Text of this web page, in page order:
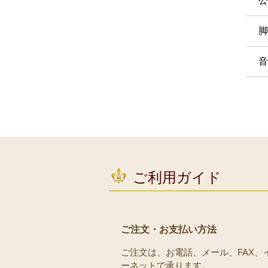
ご利用ガイド
ご注文・お支払い方法
ご注文は、お電話、メール、FAX、
ーネットで承ります。